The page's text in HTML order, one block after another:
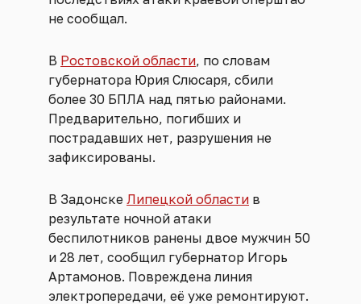
не сообщал.
В Ростовской области, по словам
губернатора Юрия Слюсаря, сбили
более 30 БПЛА над пятью районами.
Предварительно, погибших и
пострадавших нет, разрушения не
зафиксированы.
В Задонске Липецкой области в
результате ночной атаки
беспилотников ранены двое мужчин 50
и 28 лет, сообщил губернатор Игорь
Артамонов. Повреждена линия
электропередачи, её уже ремонтируют.